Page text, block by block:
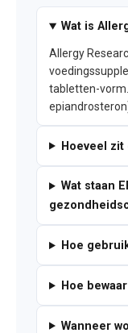
Wat is
Allergy
tabletten-
Hoeveel
Wat staan
Hoe
Hoe
Wanneer